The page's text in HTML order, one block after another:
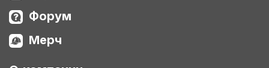
Форум
Мерч